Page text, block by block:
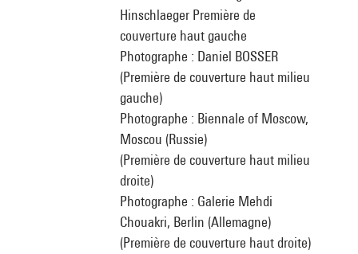
Hinschlaeger Première de
couverture haut gauche
Photographe : Daniel BOSSER
(Première de couverture haut milieu
gauche)
Photographe : Biennale of Moscow,
Moscou (Russie)
(Première de couverture haut milieu
droite)
Photographe : Galerie Mehdi
Chouakri, Berlin (Allemagne)
(Première de couverture haut droite)